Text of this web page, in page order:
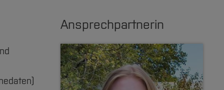
Ansprechpartnerin